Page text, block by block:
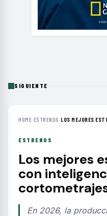
SIGUIENTE
HOME›ESTRENOS ›LOS MEJORES
ESTRENOS
Los mejores
con
En 2026, la